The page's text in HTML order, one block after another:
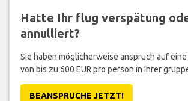
Hatte Ihr flug verspätung
annulliert?
Sie haben möglicherweise anspruch auf
von bis zu 600 EUR pro person in Ihrer
BEANSPRUCHE JETZT!